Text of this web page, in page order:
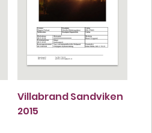
Villabrand Sandviken
2015